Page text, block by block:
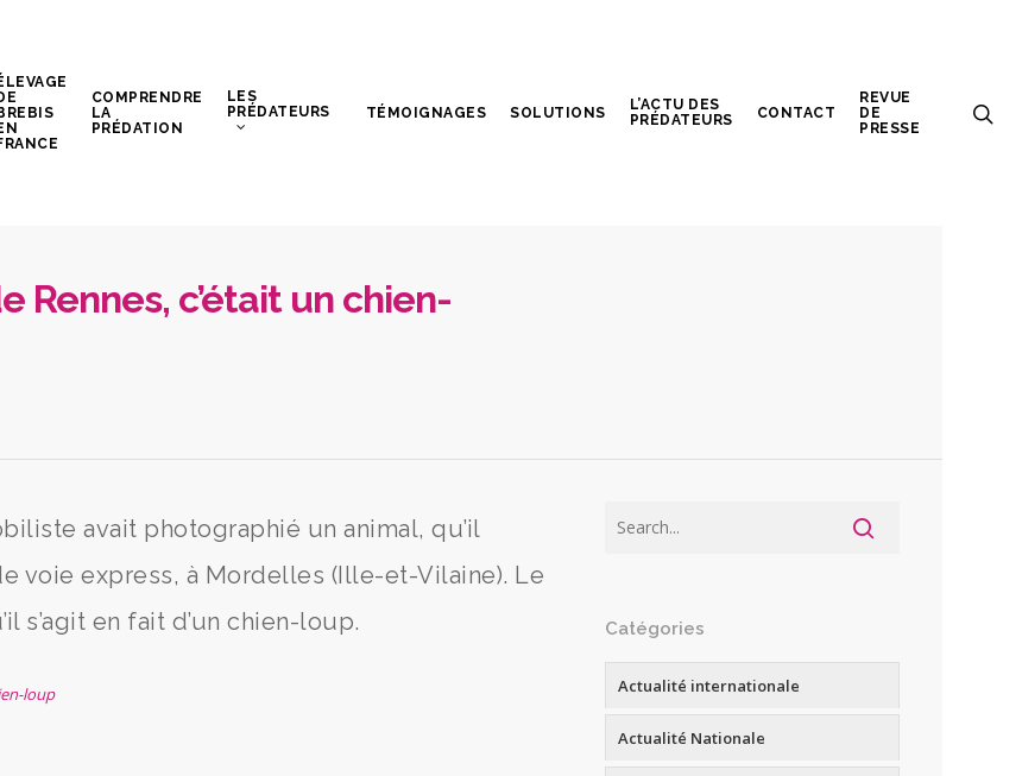
COMPRENDRE
LA
PRÉDATION
LES
PRÉDATEURS
TÉMOIGNAGES SOLUTIONS
L’ACTU DES
PRÉDATEURS
CONTACT
REVUE
DE
PRESSE
Rennes, c’était un chien-
avait photographié un animal, qu’il
voie express, à Mordelles (Ille-et-Vilaine). Le
s’agit en fait d’un chien-loup.
loup
Catégories
Actualité internationale
Actualité Nationale